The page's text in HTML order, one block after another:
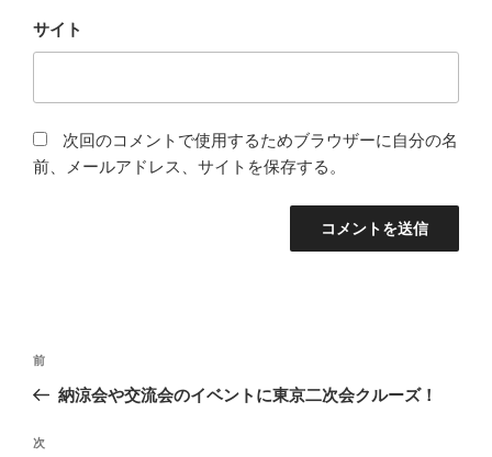
サイト
次回のコメントで使用するためブラウザーに自分の名
前、メールアドレス、サイトを保存する。
投
ビ
前
の
稿
前
納涼会や交流会のイベントに東京二次会クルーズ！
次
次